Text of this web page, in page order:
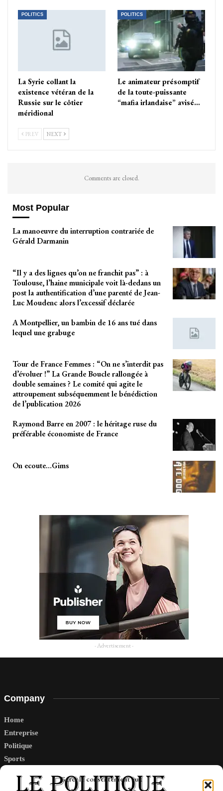
Gérer le consentement aux
POLITICS
La Syrie collant la
existence vétéran de la
Russie sur le côtier
méridional
POLITICS
Le animateur présomptif
de la toute-puissante
“mafia irlandaise” avisé…
PREV NEXT
Comments are closed.
Most Popular
La manoeuvre du interruption contrariée de
Gérald Darmanin
“Il y a des lignes qu’on ne franchit pas” : à
Toulouse, l’haine municipale voit là-dedans un
post la authentification d’une parenté de Jean-
Luc Moudenc alors l’excessif déclarée
A Montpellier, un bambin de 16 ans tué dans
lequel une grabuge
Tour de France Femmes : “On ne s’interdit pas
d’évoluer !” La Grande Boucle rallongée à
double semaines ? Le comité qui agite le
attroupement subséquemment le bénédiction
de l’publication 2026
Raymond Barre en 2007 : le héritage ruse du
préférable économiste de France
On ecoute…Gims
- Advertisement -
Company
Home
Entreprise
Politique
Sports